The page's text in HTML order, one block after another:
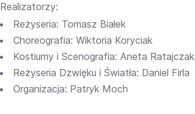
Realizatorzy:
Reżyseria: Tomasz Białek
Choreografia: Wiktoria Koryciak
Kostiumy i Scenografia: Aneta Ratajczak
Reżyseria Dzwięku i Światła: Daniel Firla
Organizacja: Patryk Moch